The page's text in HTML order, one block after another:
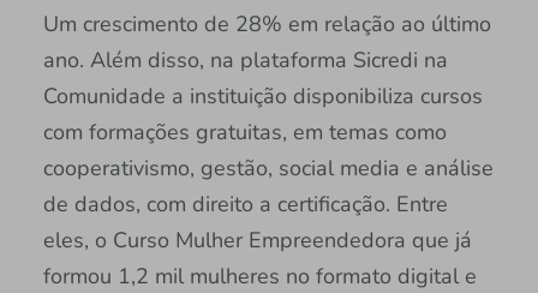
Um crescimento de 28% em relação ao último
ano. Além disso, na plataforma Sicredi na
Comunidade a instituição disponibiliza cursos
com formações gratuitas, em temas como
cooperativismo, gestão, social media e análise
de dados, com direito a certificação. Entre
eles, o Curso Mulher Empreendedora que já
formou 1,2 mil mulheres no formato digital e